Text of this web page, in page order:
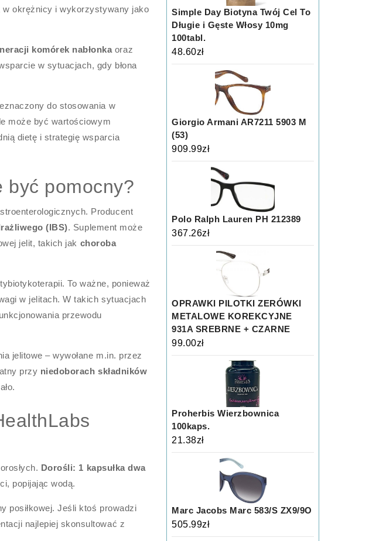
w okrężnicy i wykorzystywany jako
komórek nabłonka oraz
w sytuacjach, gdy błona
do stosowania w
może być wartościowym
dietę i strategię wsparcia
być pomocny?
Producent
(IBS). Suplement może
jelit, takich jak choroba
To ważne, ponieważ
w jelitach. W takich sytuacjach
przewodu
jelitowe – wywołane m.in. przez
przy niedoborach składników
Dorośli: 1 kapsułka dwa
popijając wodą.
posiłkowej. Jeśli ktoś prowadzi
najlepiej skonsultować z
Simple Day Biotyna Twój Cel To
Długie i Gęste Włosy 10mg
100tabl.
48.60zł
Giorgio Armani AR7211 5903 M
(53)
909.99zł
Polo Ralph Lauren PH 212389
367.26zł
OPRAWKI PILOTKI ZERÓWKI
METALOWE KOREKCYJNE
931A SREBRNE + CZARNE
99.00zł
Proherbis Wierzbownica
100kaps.
21.38zł
Marc Jacobs Marc 583/S ZX9/9O
505.99zł